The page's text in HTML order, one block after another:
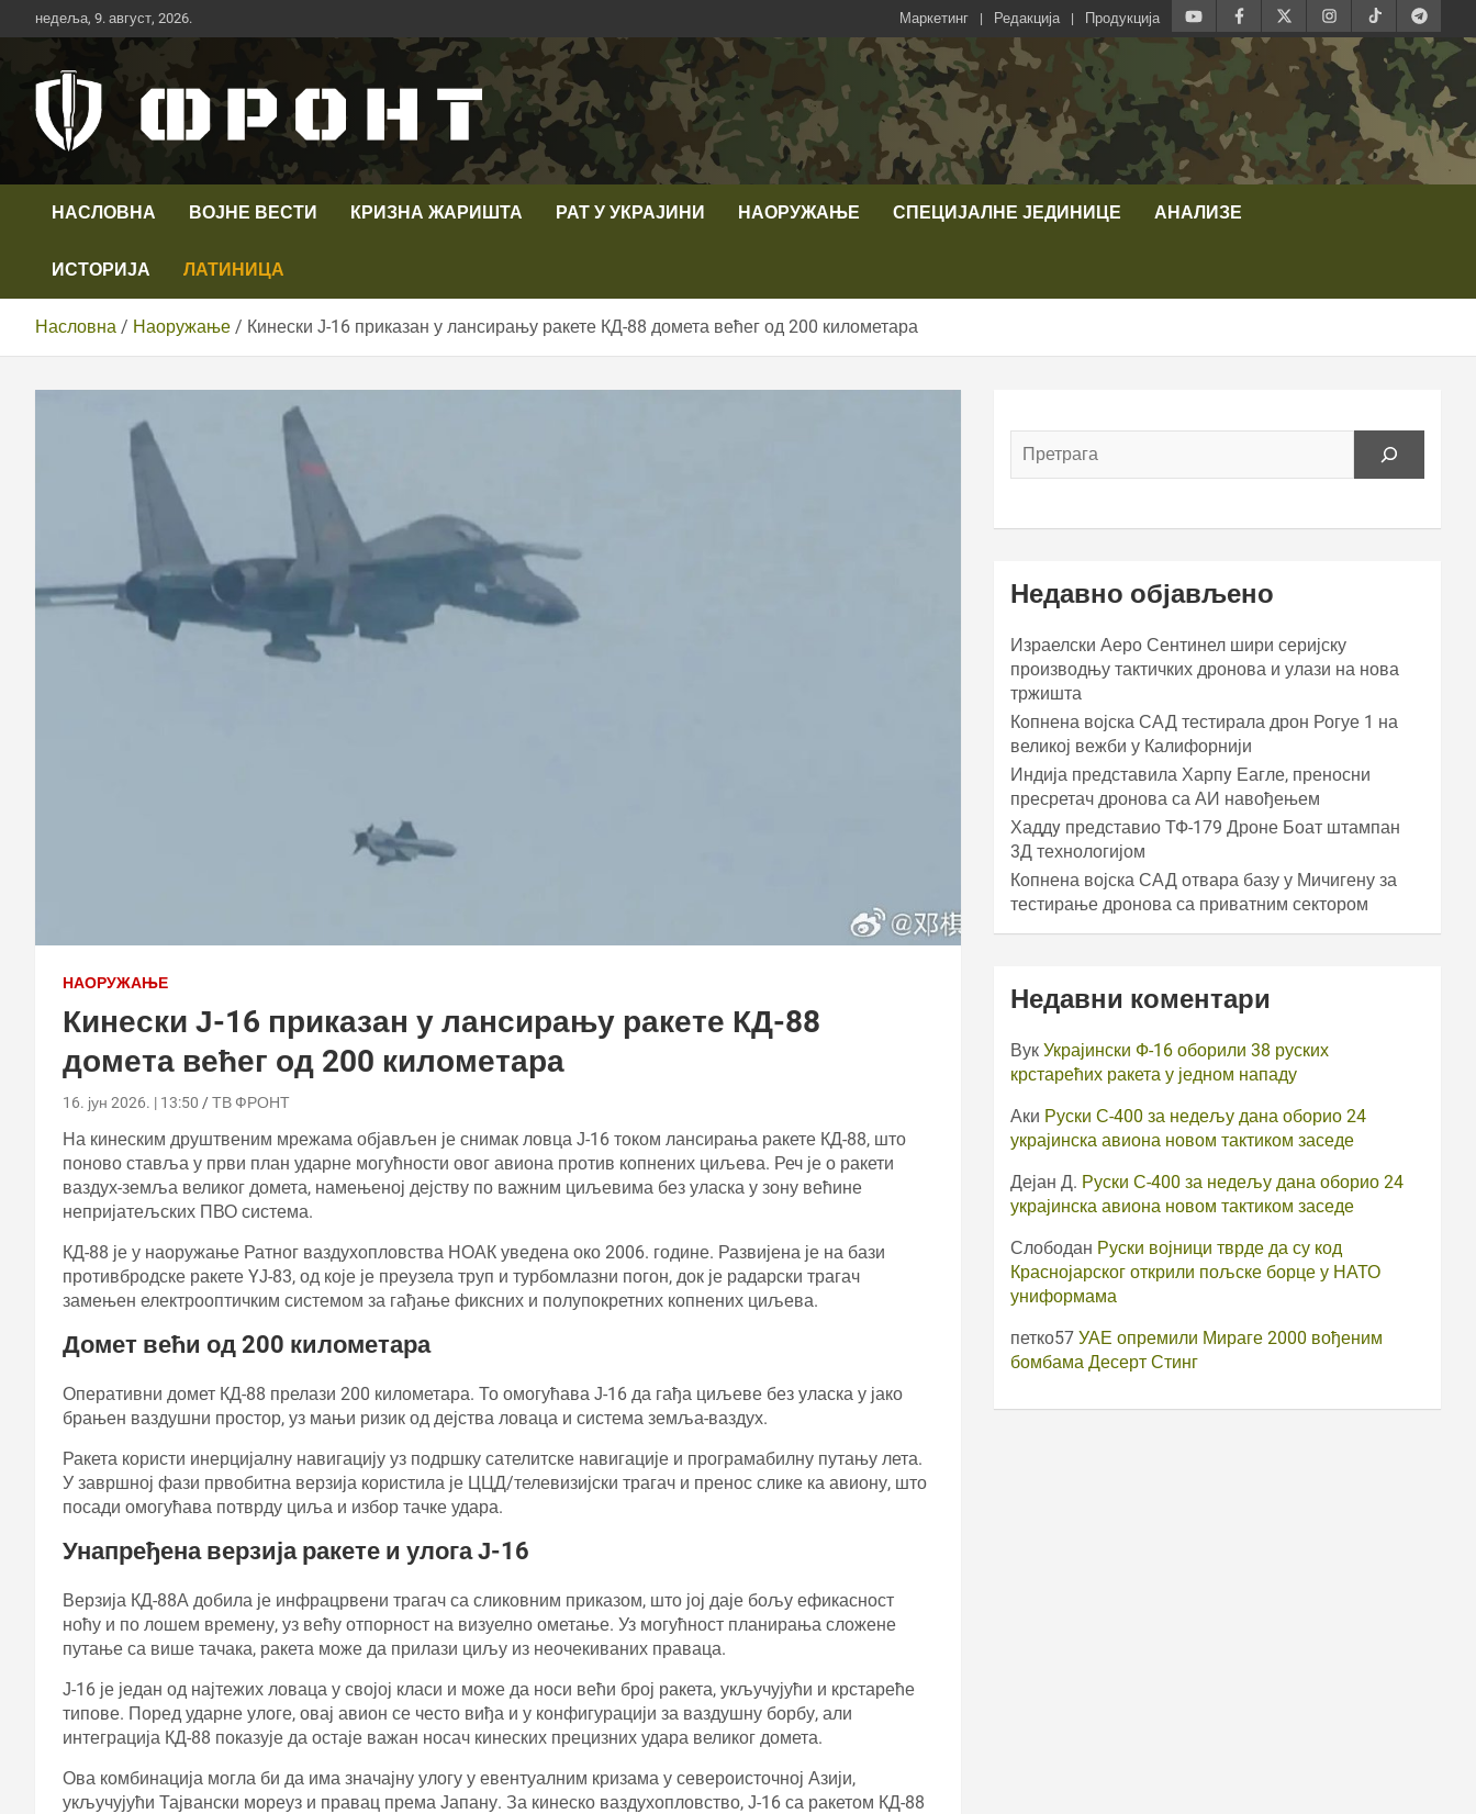
Скип
то
недеља, 9. август, 2026. Маркетинг Редакција Продукција
Телевизија ФРОНТ
НАСЛОВНА ВОЈНЕ ВЕСТИ КРИЗНА ЖАРИШТА РАТ У УКРАЈИНИ НАОРУЖАЊЕ СПЕЦИЈАЛНЕ ЈЕДИНИЦЕ АНАЛИЗЕ
ИСТОРИЈА ЛАТИНИЦА
Насловна Наоружање Кинески Ј-16 приказан у лансирању ракете КД-88 домета већег од 200 километара
НАОРУЖАЊЕ
Кинески Ј-16 приказан у лансирању ракете КД-88
домета већег од 200 километара
16. јун 2026. | 13:50 ТВ ФРОНТ
На кинеским друштвеним мрежама објављен је снимак ловца Ј-16 током лансирања ракете КД-88, што
поново ставља у први план ударне могућности овог авиона против копнених циљева. Реч је о ракети
ваздух-земља великог домета, намењеној дејству по важним циљевима без уласка у зону већине
непријатељских ПВО система.
КД-88 је у наоружање Ратног ваздухопловства НОАК уведена око 2006. године. Развијена је на бази
противбродске ракете YЈ-83, од које је преузела труп и турбомлазни погон, док је радарски трагач
замењен електрооптичким системом за гађање фиксних и полупокретних копнених циљева.
Домет већи од 200 километара
Оперативни домет КД-88 прелази 200 километара. То омогућава Ј-16 да гађа циљеве без уласка у јако
брањен ваздушни простор, уз мањи ризик од дејства ловаца и система земља-ваздух.
Ракета користи инерцијалну навигацију уз подршку сателитске навигације и програмабилну путању лета.
У завршној фази првобитна верзија користила је ЦЦД/телевизијски трагач и пренос слике ка авиону, што
посади омогућава потврду циља и избор тачке удара.
Унапређена верзија ракете и улога Ј-16
Верзија КД-88А добила је инфрацрвени трагач са сликовним приказом, што јој даје бољу ефикасност
ноћу и по лошем времену, уз већу отпорност на визуелно ометање. Уз могућност планирања сложене
путање са више тачака, ракета може да прилази циљу из неочекиваних праваца.
Ј-16 је један од најтежих ловаца у својој класи и може да носи већи број ракета, укључујући и крстареће
типове. Поред ударне улоге, овај авион се често виђа и у конфигурацији за ваздушну борбу, али
интеграција КД-88 показује да остаје важан носач кинеских прецизних удара великог домета.
Ова комбинација могла би да има значајну улогу у евентуалним кризама у североисточној Азији,
укључујући Тајвански мореуз и правац према Јапану. За кинеско ваздухопловство, Ј-16 са ракетом КД-88
Недавно објављено
Израелски Аеро Сентинел шири серијску
производњу тактичких дронова и улази на нова
тржишта
Копнена војска САД тестирала дрон Рогуе 1 на
великој вежби у Калифорнији
Индија представила Харпy Еагле, преносни
пресретач дронова са АИ навођењем
Хаддy представио ТФ-179 Дроне Боат штампан
3Д технологијом
Копнена војска САД отвара базу у Мичигену за
тестирање дронова са приватним сектором
Недавни коментари
Вук Украјински Ф-16 оборили 38 руских
крстарећих ракета у једном нападу
Аки Руски С-400 за недељу дана оборио 24
украјинска авиона новом тактиком заседе
Дејан Д. Руски С-400 за недељу дана оборио 24
украјинска авиона новом тактиком заседе
Слободан Руски војници тврде да су код
Краснојарског открили пољске борце у НАТО
униформама
петко57 УАЕ опремили Мираге 2000 вођеним
бомбама Десерт Стинг